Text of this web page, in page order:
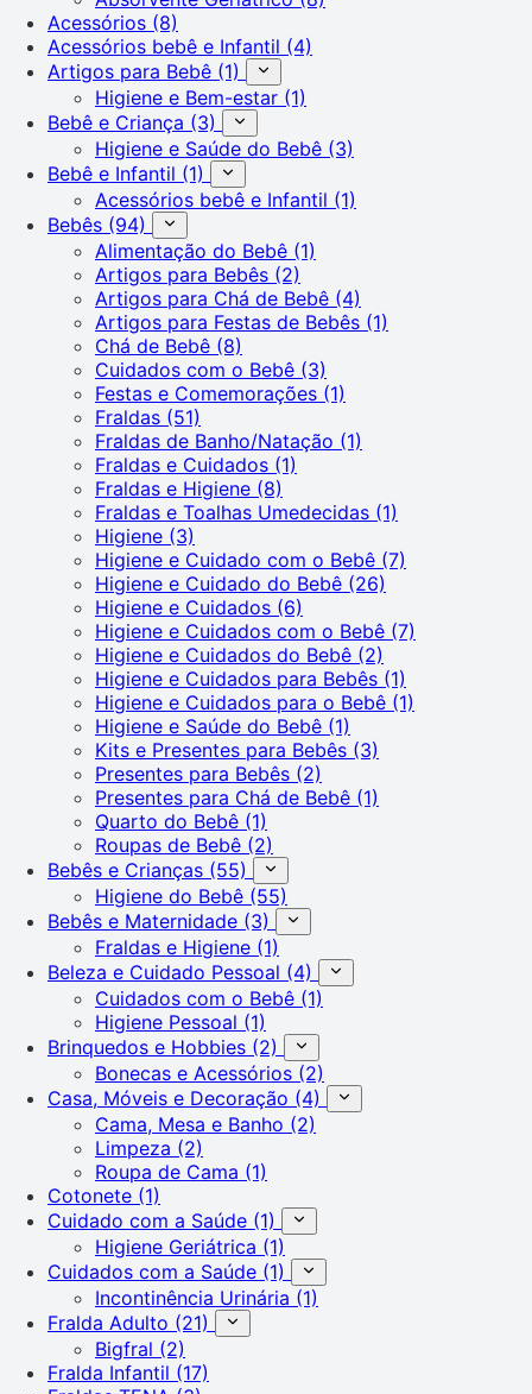
Acessórios (8)
Acessórios bebê e Infantil (4)
Artigos para Bebê (1)
Higiene e Bem-estar (1)
Bebê e Criança (3)
Higiene e Saúde do Bebê (3)
Bebê e Infantil (1)
Acessórios bebê e Infantil (1)
Bebês (94)
Alimentação do Bebê (1)
Artigos para Bebês (2)
Artigos para Chá de Bebê (4)
Artigos para Festas de Bebês (1)
Chá de Bebê (8)
Cuidados com o Bebê (3)
Festas e Comemorações (1)
Fraldas (51)
Fraldas de Banho/Natação (1)
Fraldas e Cuidados (1)
Fraldas e Higiene (8)
Fraldas e Toalhas Umedecidas (1)
Higiene (3)
Higiene e Cuidado com o Bebê (7)
Higiene e Cuidado do Bebê (26)
Higiene e Cuidados (6)
Higiene e Cuidados com o Bebê (7)
Higiene e Cuidados do Bebê (2)
Higiene e Cuidados para Bebês (1)
Higiene e Cuidados para o Bebê (1)
Higiene e Saúde do Bebê (1)
Kits e Presentes para Bebês (3)
Presentes para Bebês (2)
Presentes para Chá de Bebê (1)
Quarto do Bebê (1)
Roupas de Bebê (2)
Bebês e Crianças (55)
Higiene do Bebê (55)
Bebês e Maternidade (3)
Fraldas e Higiene (1)
Beleza e Cuidado Pessoal (4)
Cuidados com o Bebê (1)
Higiene Pessoal (1)
Brinquedos e Hobbies (2)
Bonecas e Acessórios (2)
Casa, Móveis e Decoração (4)
Cama, Mesa e Banho (2)
Limpeza (2)
Roupa de Cama (1)
Cotonete (1)
Cuidado com a Saúde (1)
Higiene Geriátrica (1)
Cuidados com a Saúde (1)
Incontinência Urinária (1)
Fralda Adulto (21)
Bigfral (2)
Fralda Infantil (17)